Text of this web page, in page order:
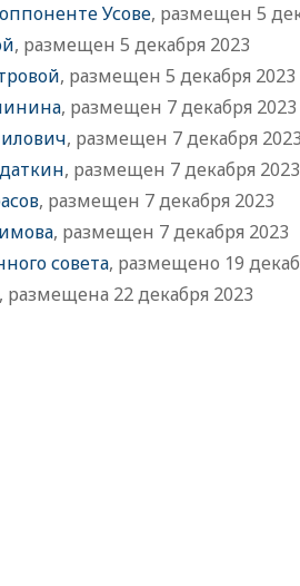
Усове, размещен 5
, размещен 5 декабря 2023
, размещен 5 декабря 2023
, размещен 7 декабря 2023
, размещен 7 декабря 2023
, размещен 7 декабря 2023
, размещен 7 декабря 2023
, размещен 7 декабря 2023
совета, размещено 19
, размещена 22 декабря 2023